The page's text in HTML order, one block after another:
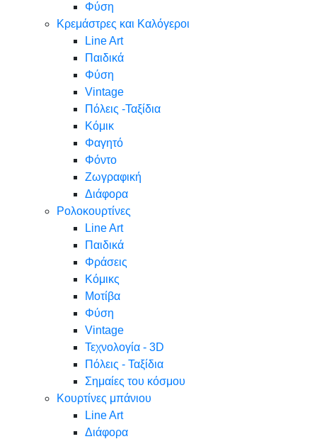
Φύση
Κρεμάστρες και Καλόγεροι
Line Art
Παιδικά
Φύση
Vintage
Πόλεις -Ταξίδια
Κόμικ
Φαγητό
Φόντο
Ζωγραφική
Διάφορα
Ρολοκουρτίνες
Line Art
Παιδικά
Φράσεις
Κόμικς
Μοτίβα
Φύση
Vintage
Τεχνολογία - 3D
Πόλεις - Ταξίδια
Σημαίες του κόσμου
Κουρτίνες μπάνιου
Line Art
Διάφορα